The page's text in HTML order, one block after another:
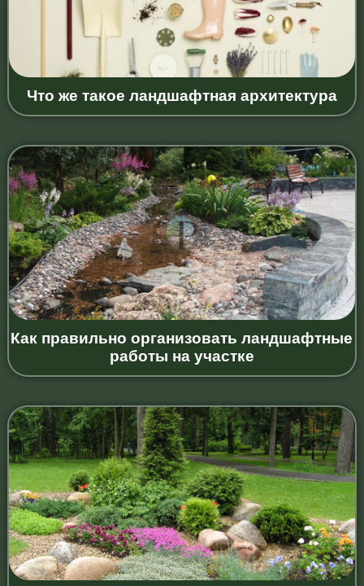
Что же такое ландшафтная архитектура
Как правильно организовать ландшафтные
работы на участке